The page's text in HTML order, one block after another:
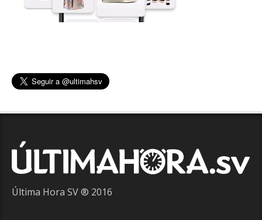
Última Hora SV ® 2016